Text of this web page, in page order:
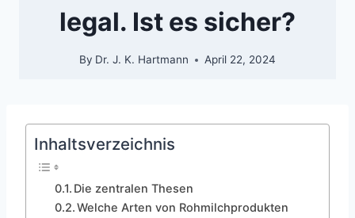
legal. Ist es sicher?
By Dr. J. K. Hartmann April 22, 2024
Inhaltsverzeichnis
Die zentralen Thesen
Welche Arten von Rohmilchprodukten